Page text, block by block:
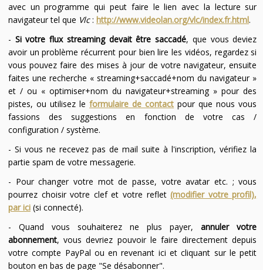
avec un programme qui peut faire le lien avec la lecture sur
navigateur tel que Vlc: http://www.videolan.org/vlc/index.fr.html.
- Si votre flux streaming devait être saccadé, que vous deviez
avoir un problème récurrent pour bien lire les vidéos, regardez si
vous pouvez faire des mises à jour de votre navigateur, ensuite
faites une recherche « streaming+saccadé+nom du navigateur »
et / ou « optimiser+nom du navigateur+streaming » pour des
pistes, ou utilisez leformulaire de contact pour que nous vous
fassions des suggestions en fonction de votre cas /
configuration / système.
- Si vous ne recevez pas de mail suite à l'inscription, vérifiez la
partie spam de votre messagerie.
- Pour changer votre mot de passe, votre avatar etc. ; vous
pourrez choisir votre clef et votre reflet(modifier votre profil),
par ici(si connecté).
- Quand vous souhaiterez ne plus payer,annuler votre
abonnement, vous devriez pouvoir le faire directement depuis
votre compte PayPal ou en revenant ici et cliquant sur le petit
bouton en bas de page "Se désabonner".